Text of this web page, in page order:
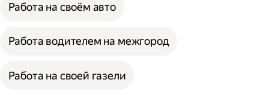
Работа на своём авто
Работа водителем на межгород
Работа на своей газели